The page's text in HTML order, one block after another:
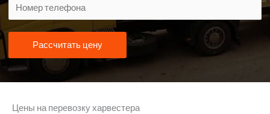
Рассчитать цену
Цены на перевозку харвестера